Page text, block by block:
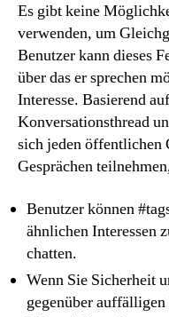
Es gibt keine
verwenden, um
Benutzer kann dieses
über das er sprechen
Interesse. Basierend
Konversationsthread
sich jeden öffentlichen
Gesprächen
Benutzer können
ähnlichen Interessen
chatten.
Wenn Sie Sicherheit
gegenüber